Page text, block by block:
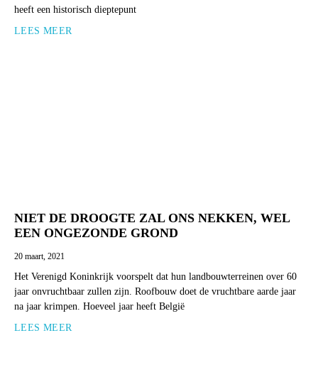
heeft een historisch dieptepunt
LEES MEER
NIET DE DROOGTE ZAL ONS NEKKEN, WEL
EEN ONGEZONDE GROND
20 maart, 2021
Het Verenigd Koninkrijk voorspelt dat hun landbouwterreinen over 60
jaar onvruchtbaar zullen zijn. Roofbouw doet de vruchtbare aarde jaar
na jaar krimpen. Hoeveel jaar heeft België
LEES MEER